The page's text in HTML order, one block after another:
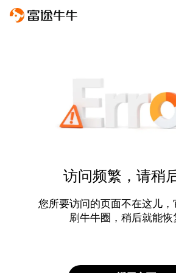
访问频繁，请稍
您所要访问的页面不在这儿
刷牛牛圈，稍后就能恢